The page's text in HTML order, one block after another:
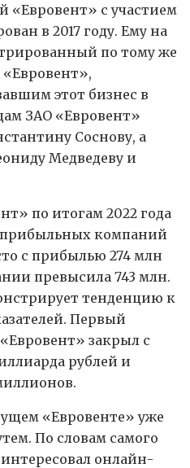
«Евровент» с участием
в 2017 году. Ему на
по тому же
этот бизнес в
ЗАО «Евровент»
Соснову, а
Медведеву и
по итогам 2022 года
компаний
с прибылью 274 млн
превысила 743 млн.
тенденцию к
Первый
закрыл с
рублей и
«Евровенте» уже
По словам самого
онлайн-